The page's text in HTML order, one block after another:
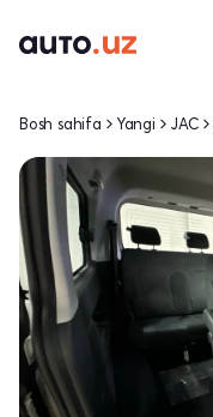
Bosh sahifa Yangi JAC